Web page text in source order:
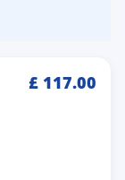
£ 117.00